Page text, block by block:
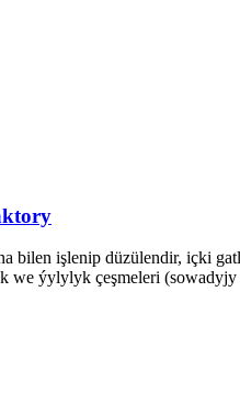
işlenip düzülendir, içki
we ýylylyk çeşmeleri